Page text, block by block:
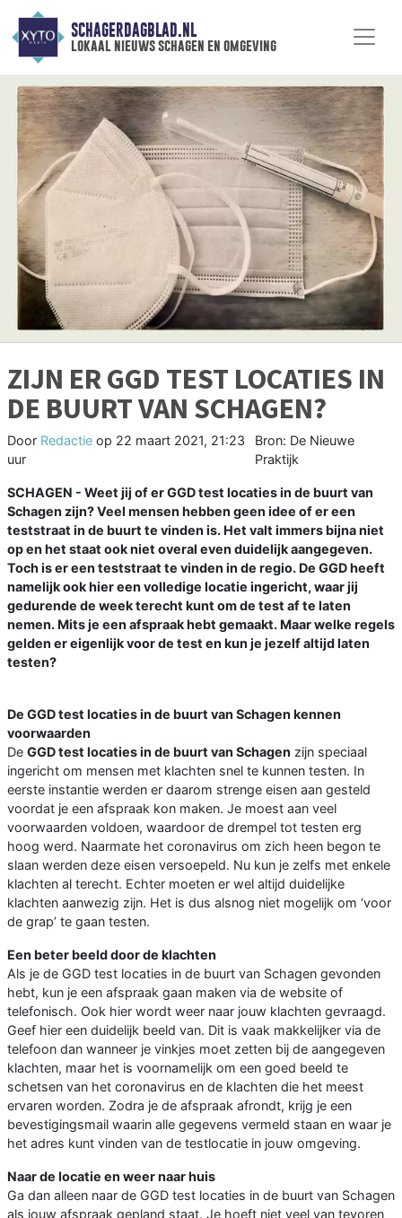
SCHAGERDAGBLAD.NL
lokaal nieuws schagen en omgeving
ZIJN ER GGD TEST LOCATIES IN
DE BUURT VAN SCHAGEN?
Door Redactie op 22 maart 2021, 21:23
uur
Bron: De Nieuwe
Praktijk
SCHAGEN - Weet jij of er GGD test locaties in de buurt van
Schagen zijn? Veel mensen hebben geen idee of er een
teststraat in de buurt te vinden is. Het valt immers bijna niet
op en het staat ook niet overal even duidelijk aangegeven.
Toch is er een teststraat te vinden in de regio. De GGD heeft
namelijk ook hier een volledige locatie ingericht, waar jij
gedurende de week terecht kunt om de test af te laten
nemen. Mits je een afspraak hebt gemaakt. Maar welke regels
gelden er eigenlijk voor de test en kun je jezelf altijd laten
testen?
De GGD test locaties in de buurt van Schagen kennen
voorwaarden
De GGD test locaties in de buurt van Schagen zijn speciaal
ingericht om mensen met klachten snel te kunnen testen. In
eerste instantie werden er daarom strenge eisen aan gesteld
voordat je een afspraak kon maken. Je moest aan veel
voorwaarden voldoen, waardoor de drempel tot testen erg
hoog werd. Naarmate het coronavirus om zich heen begon te
slaan werden deze eisen versoepeld. Nu kun je zelfs met enkele
klachten al terecht. Echter moeten er wel altijd duidelijke
klachten aanwezig zijn. Het is dus alsnog niet mogelijk om ‘voor
de grap’ te gaan testen.
Een beter beeld door de klachten
Als je de GGD test locaties in de buurt van Schagen gevonden
hebt, kun je een afspraak gaan maken via de website of
telefonisch. Ook hier wordt weer naar jouw klachten gevraagd.
Geef hier een duidelijk beeld van. Dit is vaak makkelijker via de
telefoon dan wanneer je vinkjes moet zetten bij de aangegeven
klachten, maar het is voornamelijk om een goed beeld te
schetsen van het coronavirus en de klachten die het meest
ervaren worden. Zodra je de afspraak afrondt, krijg je een
bevestigingsmail waarin alle gegevens vermeld staan en waar je
het adres kunt vinden van de testlocatie in jouw omgeving.
Naar de locatie en weer naar huis
Ga dan alleen naar de GGD test locaties in de buurt van Schagen
als jouw afspraak gepland staat. Je hoeft niet veel van tevoren